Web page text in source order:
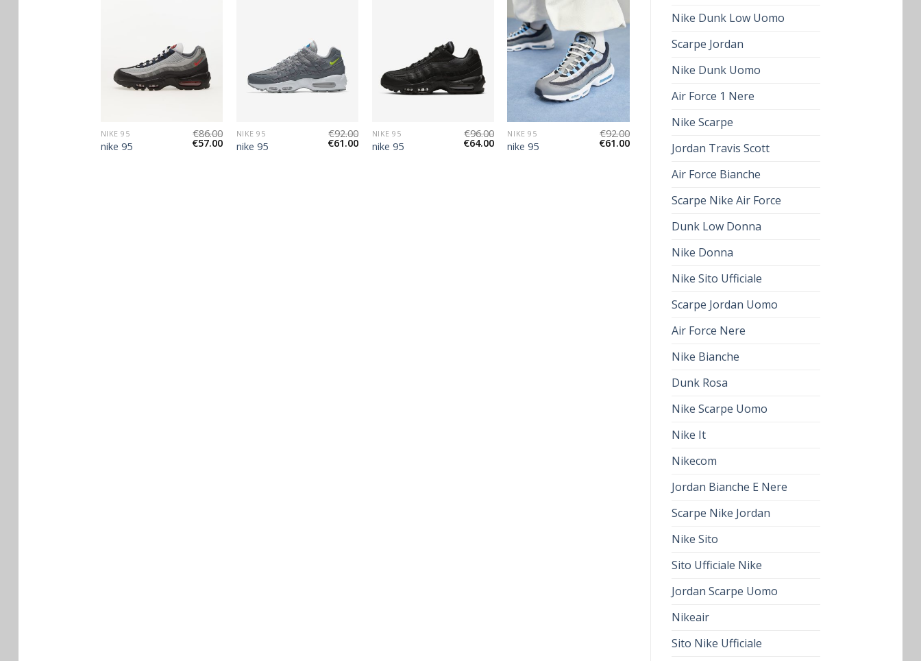
Nike Dunk Low Uomo
Scarpe Jordan
Nike Dunk Uomo
Air Force 1 Nere
Nike Scarpe
Jordan Travis Scott
Air Force Bianche
Scarpe Nike Air Force
Dunk Low Donna
Nike Donna
Nike Sito Ufficiale
Scarpe Jordan Uomo
Air Force Nere
Nike Bianche
Dunk Rosa
Nike Scarpe Uomo
Nike It
Nikecom
Jordan Bianche E Nere
Scarpe Nike Jordan
Nike Sito
Sito Ufficiale Nike
Jordan Scarpe Uomo
Nikeair
Sito Nike Ufficiale
NIKE 95
nike 95
€86.00
€57.00
NIKE 95
nike 95
€92.00
€61.00
NIKE 95
nike 95
€96.00
€64.00
NIKE 95
nike 95
€92.00
€61.00